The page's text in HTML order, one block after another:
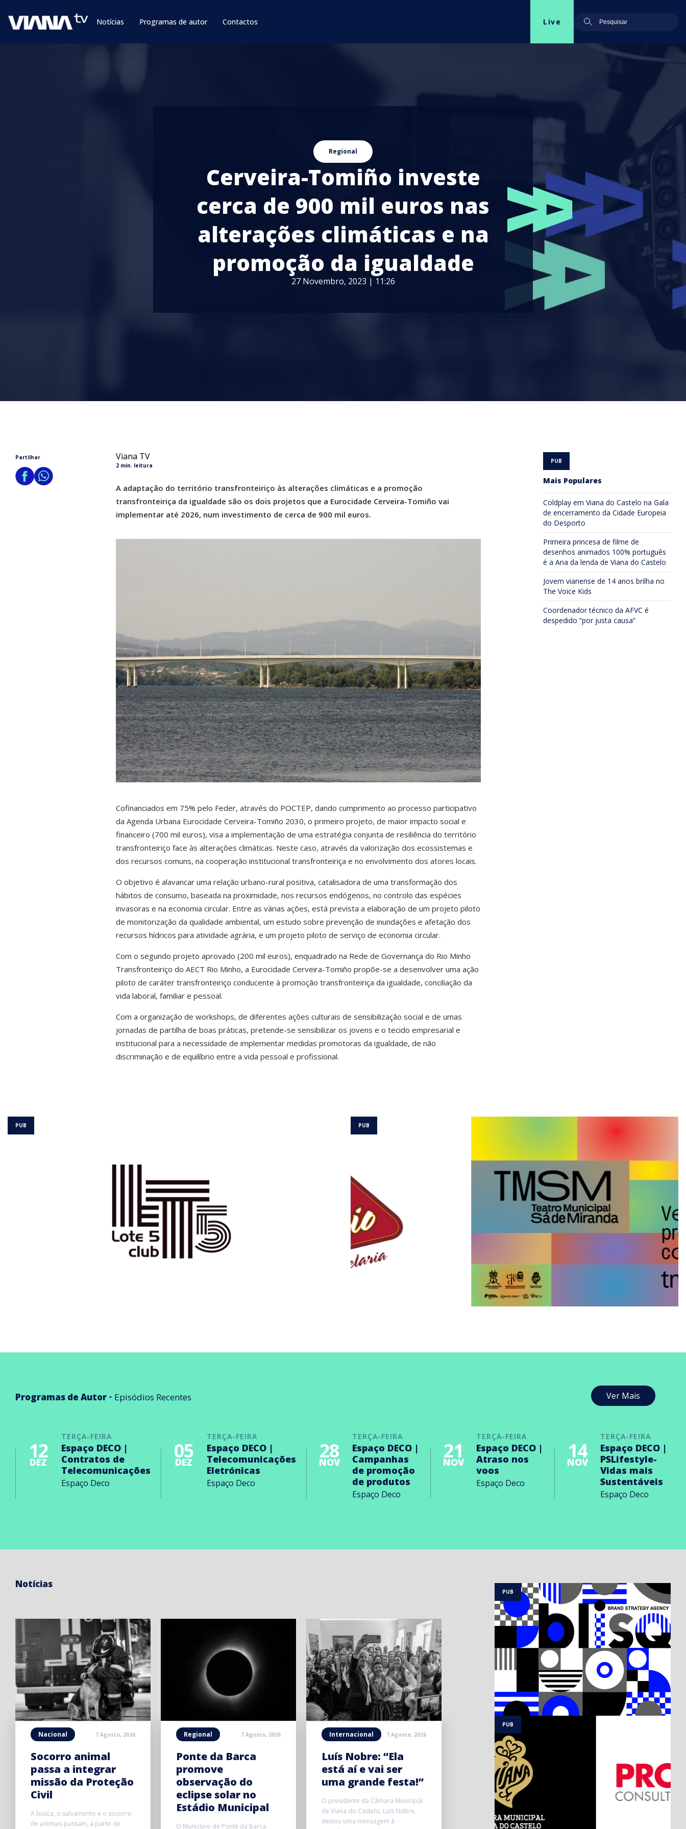
Notícias Programas de autor Contactos Live
Regional
Cerveira-Tomiño investe
cerca de 900 mil euros nas
alterações climáticas e na
promoção da igualdade
27 Novembro, 2023 | 11:26
Partilhar Viana TV
2 min. leitura
A adaptação do território transfronteiriço às alterações climáticas e a promoção
transfronteiriça da igualdade são os dois projetos que a Eurocidade Cerveira-Tomiño vai
implementar até 2026, num investimento de cerca de 900 mil euros.
Cofinanciados em 75% pelo Feder, através do POCTEP, dando cumprimento ao processo participativo
da Agenda Urbana Eurocidade Cerveira-Tomiño 2030, o primeiro projeto, de maior impacto social e
financeiro (700 mil euros), visa a implementação de uma estratégia conjunta de resiliência do território
transfronteiriço face às alterações climáticas. Neste caso, através da valorização dos ecossistemas e
dos recursos comuns, na cooperação institucional transfronteiriça e no envolvimento dos atores locais.
O objetivo é alavancar uma relação urbano-rural positiva, catalisadora de uma transformação dos
hábitos de consumo, baseada na proximidade, nos recursos endógenos, no controlo das espécies
invasoras e na economia circular. Entre as várias ações, está prevista a elaboração de um projeto piloto
de monitorização da qualidade ambiental, um estudo sobre prevenção de inundações e afetação dos
recursos hídricos para atividade agrária, e um projeto piloto de serviço de economia circular.
Com o segundo projeto aprovado (200 mil euros), enquadrado na Rede de Governança do Rio Minho
Transfronteiriço do AECT Rio Minho, a Eurocidade Cerveira-Tomiño propõe-se a desenvolver uma ação
piloto de caráter transfronteiriço conducente à promoção transfronteiriça da igualdade, conciliação da
vida laboral, familiar e pessoal.
Com a organização de workshops, de diferentes ações culturais de sensibilização social e de umas
jornadas de partilha de boas práticas, pretende-se sensibilizar os jovens e o tecido empresarial e
institucional para a necessidade de implementar medidas promotoras da igualdade, de não
discriminação e de equilíbrio entre a vida pessoal e profissional.
Mais Populares
Coldplay em Viana do Castelo na Gala
de encerramento da Cidade Europeia
do Desporto
Primeira princesa de filme de
desenhos animados 100% português
é a Ana da lenda de Viana do Castelo
Jovem vianense de 14 anos brilha no
The Voice Kids
Coordenador técnico da AFVC é
despedido “por justa causa”
Programas de Autor Episódios Recentes Ver Mais
TERÇA-FEIRA
12
DEZ
Espaço DECO |
Contratos de
Telecomunicações
Espaço Deco
TERÇA-FEIRA
05
DEZ
Espaço DECO |
Telecomunicações
Eletrónicas
Espaço Deco
TERÇA-FEIRA
28
NOV
Espaço DECO |
Campanhas
de promoção
de produtos
Espaço Deco
TERÇA-FEIRA
21
NOV
Espaço DECO |
Atraso nos
voos
Espaço Deco
TERÇA-FEIRA
14
NOV
Espaço DECO |
PSLifestyle-
Vidas mais
Sustentáveis
Espaço Deco
Notícias
Nacional 7 Agosto, 2026
Socorro animal
passa a integrar
missão da Proteção
Civil
A busca, o salvamento e o socorro
de animais passam, a partir de
Regional 7 Agosto, 2026
Ponte da Barca
promove
observação do
eclipse solar no
Estádio Municipal
O Município de Ponte da Barca
Internacional 7 Agosto, 2026
Luís Nobre: “Ela
está aí e vai ser
uma grande festa!”
O presidente da Câmara Municipal
de Viana do Castelo, Luís Nobre,
deixou uma mensagem à